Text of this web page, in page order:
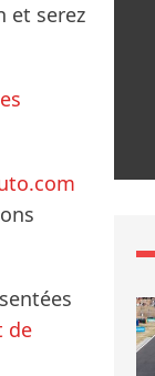
et serez
de